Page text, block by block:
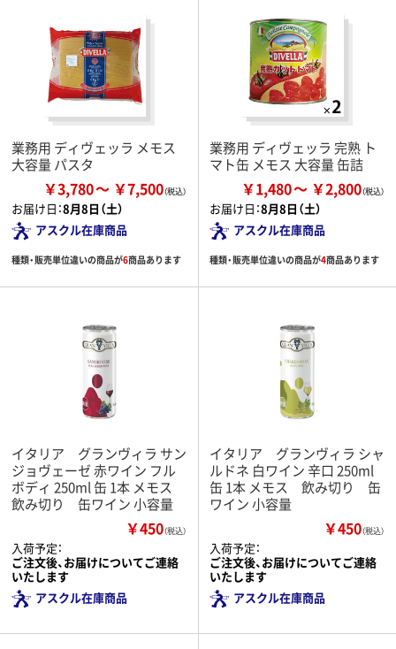
業務用 ディヴェッラ メモス
大容量 パスタ
￥3,780 ￥7,500
お届け日：8月8日（土）
アスクル在庫商品
種類・販売単位違いの商品が6商品あります
業務用 ディヴェッラ 完熟 ト
マト缶 メモス 大容量 缶詰
￥1,480 ￥2,800
お届け日：8月8日（土）
アスクル在庫商品
種類・販売単位違いの商品が4商品あります
イタリア グランヴィラ サン
ジョヴェーゼ 赤ワイン フル
ボディ 250ml 缶 1本 メモス
飲み切り 缶ワイン 小容量
￥450（税込）
入荷予定：
ご注文後、お届けについてご連絡
いたします
アスクル在庫商品
イタリア グランヴィラ シャ
ルドネ 白ワイン 辛口 250ml
缶 1本 メモス 飲み切り 缶
ワイン 小容量
￥450（税込）
入荷予定：
ご注文後、お届けについてご連絡
いたします
アスクル在庫商品